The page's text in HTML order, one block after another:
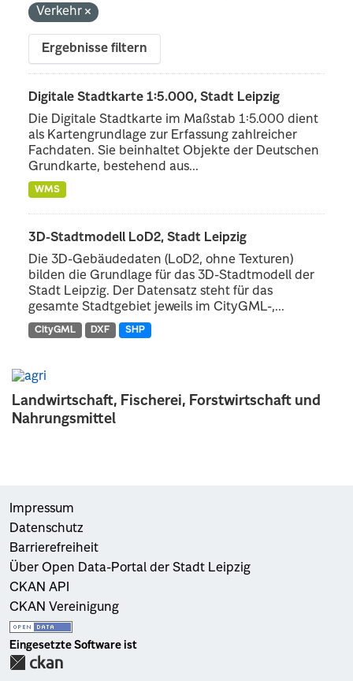
Landwirtschaft, Fischerei, Forstwirtschaft und
Nahrungsmittel
Verkehr
Ergebnisse filtern
Digitale Stadtkarte 1:5.000, Stadt Leipzig
Die Digitale Stadtkarte im Maßstab 1:5.000 dient
als Kartengrundlage zur Erfassung zahlreicher
Fachdaten. Sie beinhaltet Objekte der Deutschen
Grundkarte, bestehend aus...
WMS
3D-Stadtmodell LoD2, Stadt Leipzig
Die 3D-Gebäudedaten (LoD2, ohne Texturen)
bilden die Grundlage für das 3D-Stadtmodell der
Stadt Leipzig. Der Datensatz steht für das
gesamte Stadtgebiet jeweils im CityGML-,...
CityGML DXF SHP
Impressum
Datenschutz
Barrierefreiheit
Über Open Data-Portal der Stadt Leipzig
CKAN API
CKAN Vereinigung
Eingesetzte Software ist